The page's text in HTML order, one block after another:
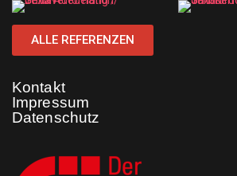
ALLE REFERENZEN
Kontakt
Impressum
Datenschutz